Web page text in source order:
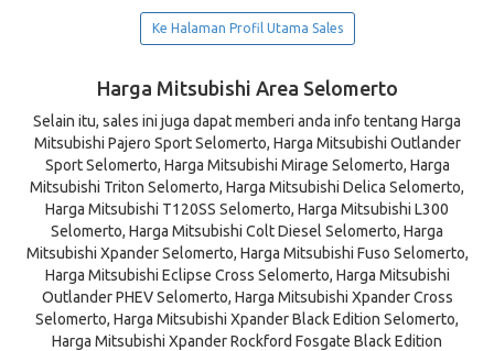
Ke Halaman Profil Utama Sales
Harga Mitsubishi Area Selomerto
Selain itu, sales ini juga dapat memberi anda info tentang Harga
Mitsubishi Pajero Sport Selomerto, Harga Mitsubishi Outlander
Sport Selomerto, Harga Mitsubishi Mirage Selomerto, Harga
Mitsubishi Triton Selomerto, Harga Mitsubishi Delica Selomerto,
Harga Mitsubishi T120SS Selomerto, Harga Mitsubishi L300
Selomerto, Harga Mitsubishi Colt Diesel Selomerto, Harga
Mitsubishi Xpander Selomerto, Harga Mitsubishi Fuso Selomerto,
Harga Mitsubishi Eclipse Cross Selomerto, Harga Mitsubishi
Outlander PHEV Selomerto, Harga Mitsubishi Xpander Cross
Selomerto, Harga Mitsubishi Xpander Black Edition Selomerto,
Harga Mitsubishi Xpander Rockford Fosgate Black Edition